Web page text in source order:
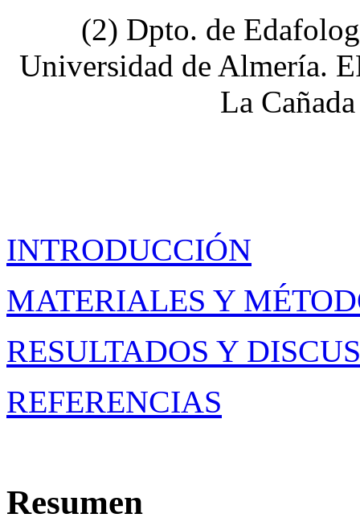
(2) Dpto. de
Universidad de Almería.
La
INTRODUCCIÓN
MATERIALES Y
RESULTADOS Y
REFERENCIAS
Resumen